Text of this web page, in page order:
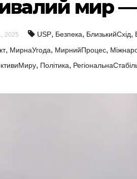
мир
2025 USP, Безпека, БлизькийСхід,
, МирнаУгода, МирнийПроцес,
, Політика,